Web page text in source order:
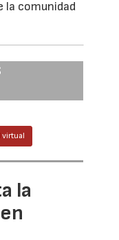
la comunidad
virtual
la